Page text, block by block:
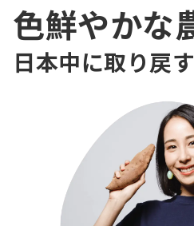
色鮮やかな
日本中に取り戻す